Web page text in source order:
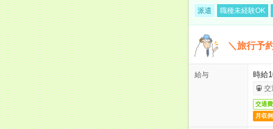
派遣 職種未経験OK
＼旅行予
給与 時給
交
交通費
月収例